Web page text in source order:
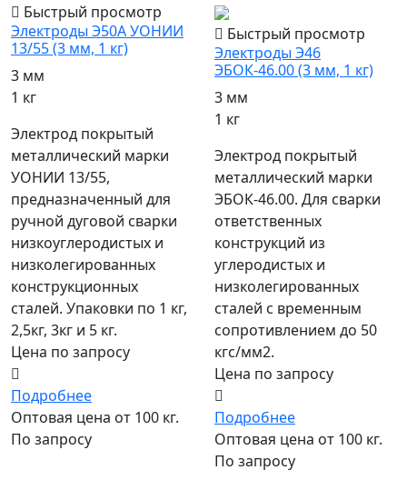
Быстрый просмотр
Электроды Э50А УОНИИ
13/55 (3 мм, 1 кг)
3 мм
1 кг
Электрод покрытый
металлический марки
УОНИИ 13/55,
предназначенный для
ручной дуговой сварки
низкоуглеродистых и
низколегированных
конструкционных
сталей. Упаковки по 1 кг,
2,5кг, 3кг и 5 кг.
Цена по запросу
Подробнее
Оптовая цена от 100 кг.
По запросу
Быстрый просмотр
Электроды Э46
ЭБОК-46.00 (3 мм, 1 кг)
3 мм
1 кг
Электрод покрытый
металлический марки
ЭБОК-46.00. Для сварки
ответственных
конструкций из
углеродистых и
низколегированных
сталей с временным
сопротивлением до 50
кгс/мм2.
Цена по запросу
Подробнее
Оптовая цена от 100 кг.
По запросу